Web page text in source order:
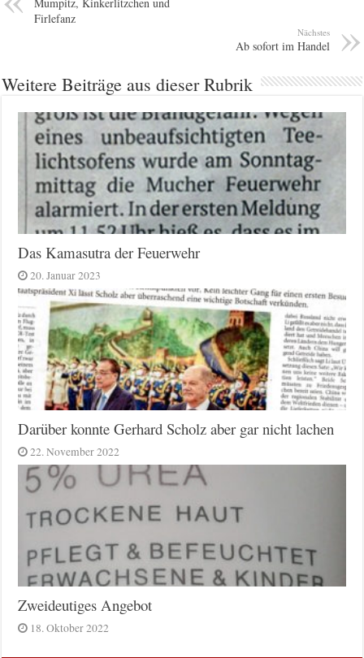
Firlefanz
Nächstes
Ab sofort im Handel
Weitere Beiträge aus dieser Rubrik
Das Kamasutra der Feuerwehr
20. Januar 2023
Darüber konnte Gerhard Scholz aber gar nicht lachen
22. November 2022
Zweideutiges Angebot
18. Oktober 2022